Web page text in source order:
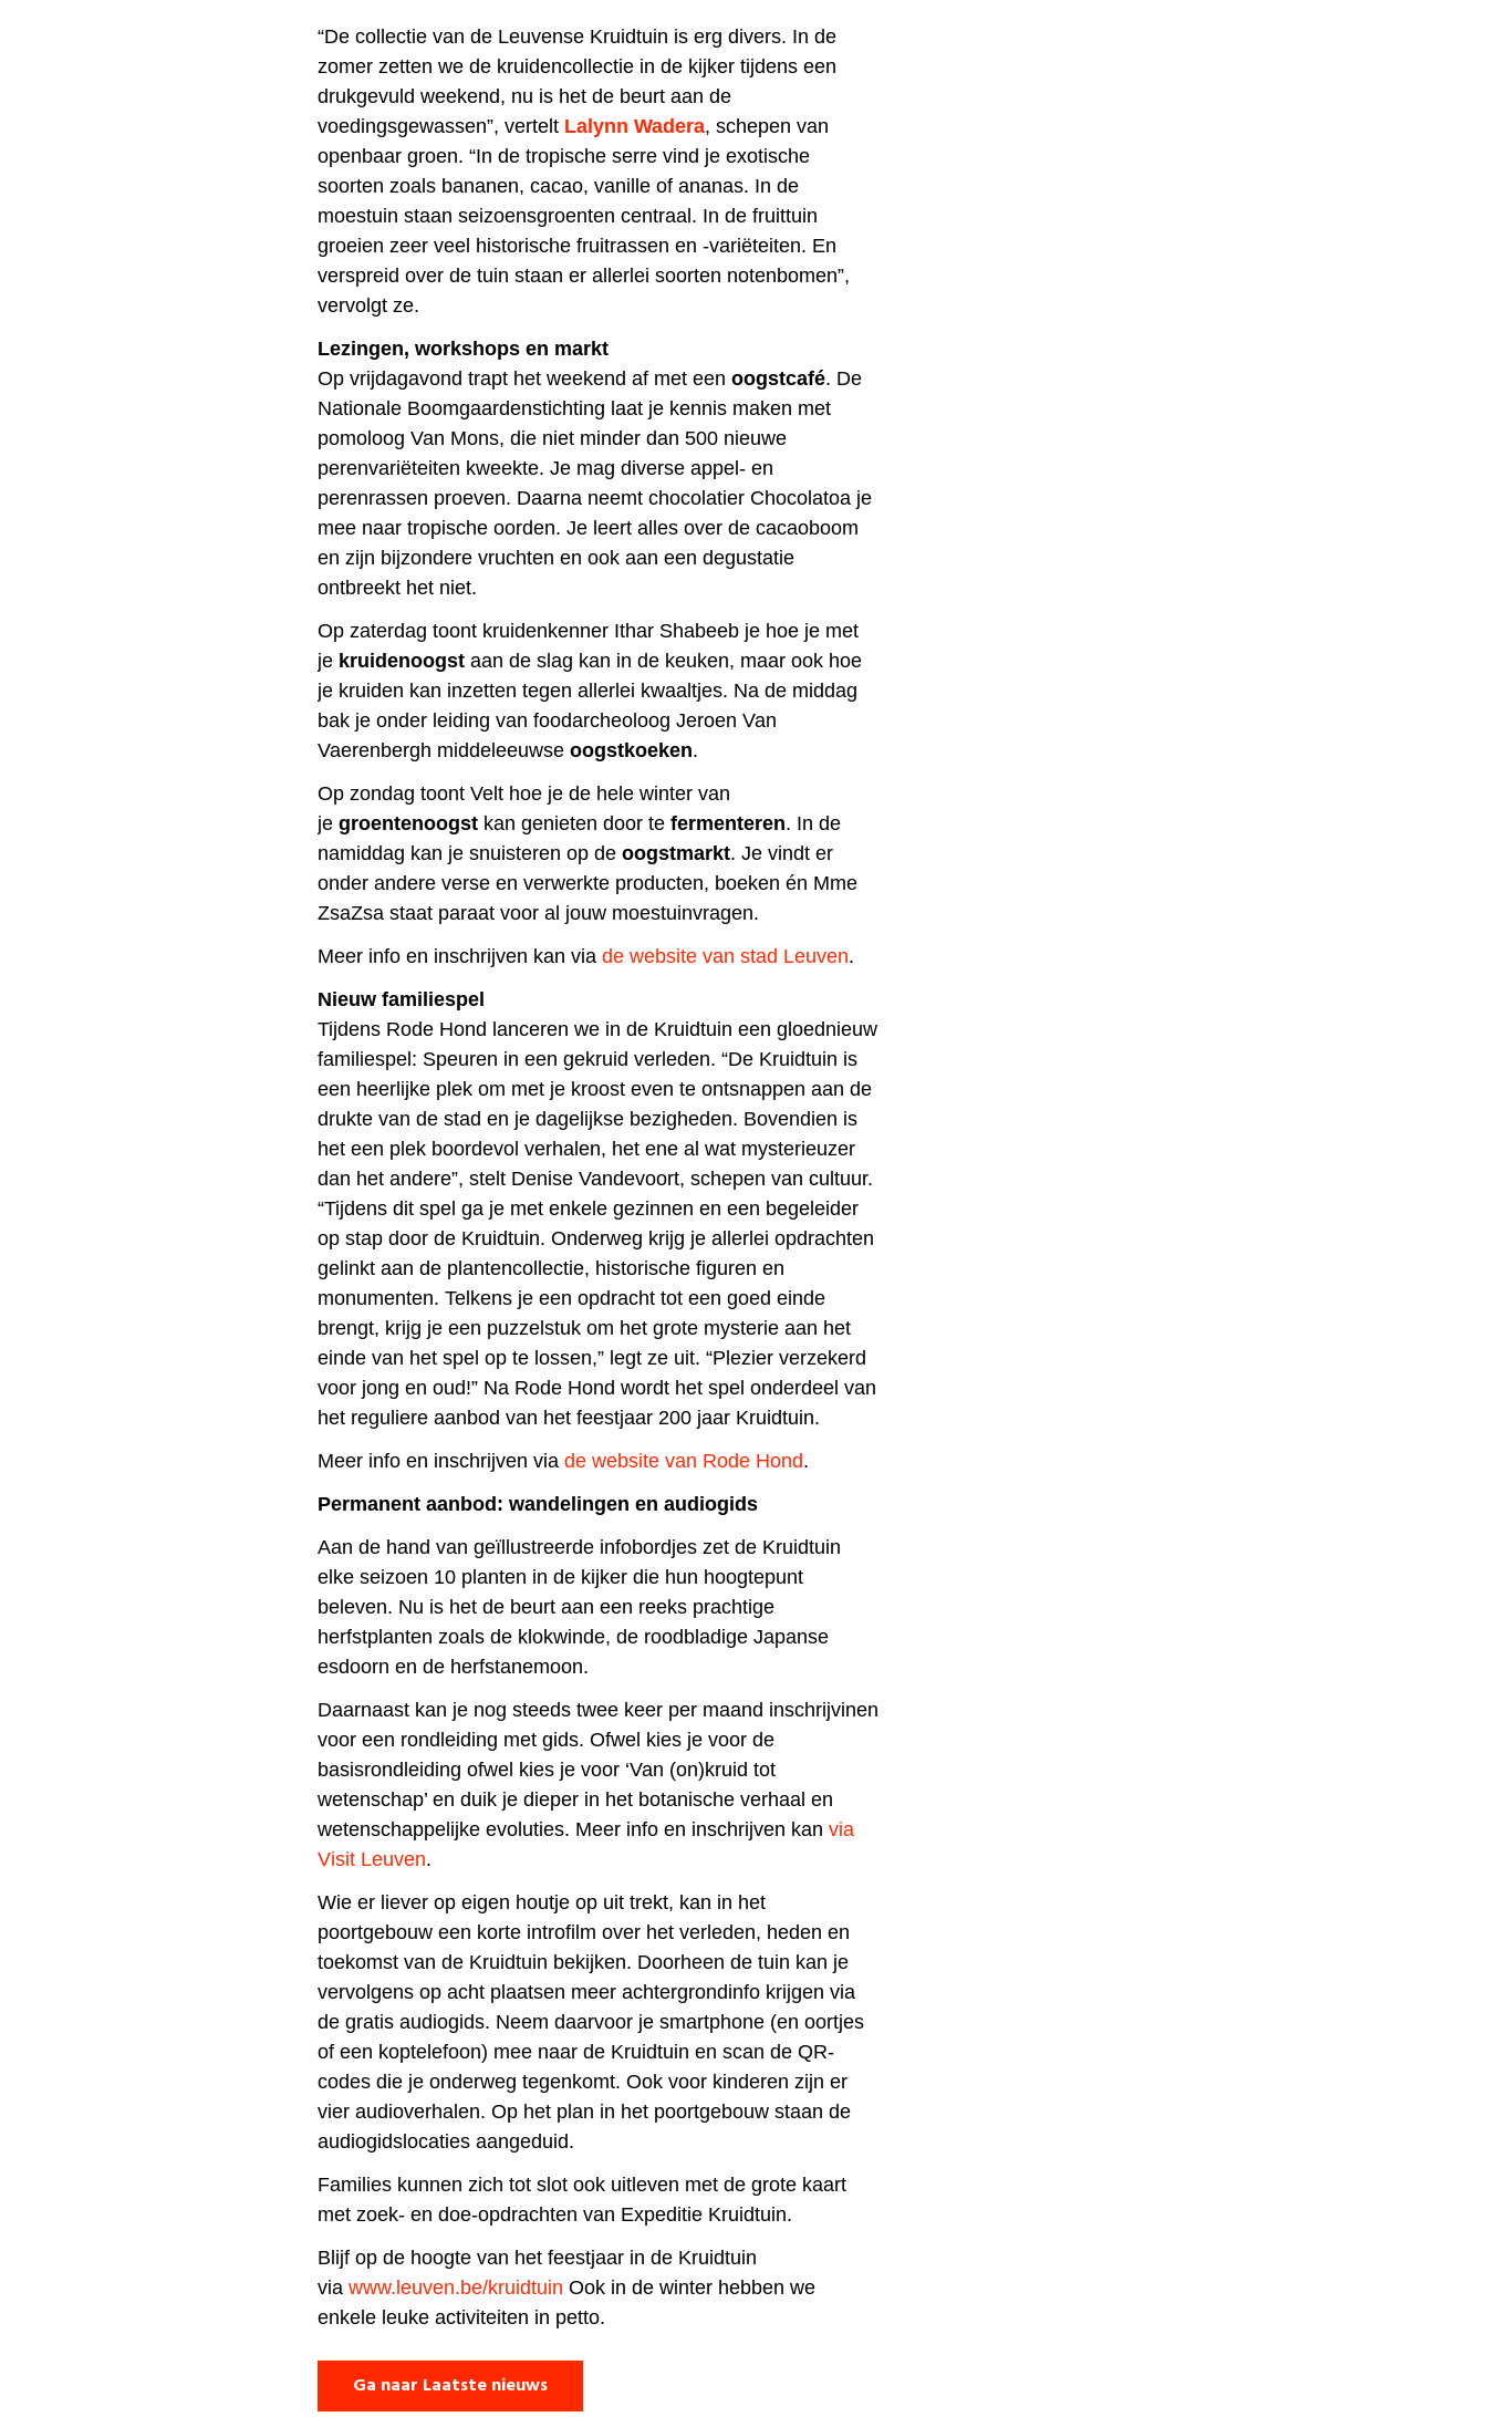
“De collectie van de Leuvense Kruidtuin is erg divers. In de
zomer zetten we de kruidencollectie in de kijker tijdens een
drukgevuld weekend, nu is het de beurt aan de
voedingsgewassen”, vertelt Lalynn Wadera, schepen van
openbaar groen. “In de tropische serre vind je exotische
soorten zoals bananen, cacao, vanille of ananas. In de
moestuin staan seizoensgroenten centraal. In de fruittuin
groeien zeer veel historische fruitrassen en -variëteiten. En
verspreid over de tuin staan er allerlei soorten notenbomen”,
vervolgt ze.
Lezingen, workshops en markt
Op vrijdagavond trapt het weekend af met een oogstcafé. De
Nationale Boomgaardenstichting laat je kennis maken met
pomoloog Van Mons, die niet minder dan 500 nieuwe
perenvariëteiten kweekte. Je mag diverse appel- en
perenrassen proeven. Daarna neemt chocolatier Chocolatoa je
mee naar tropische oorden. Je leert alles over de cacaoboom
en zijn bijzondere vruchten en ook aan een degustatie
ontbreekt het niet.
Op zaterdag toont kruidenkenner Ithar Shabeeb je hoe je met
je kruidenoogst aan de slag kan in de keuken, maar ook hoe
je kruiden kan inzetten tegen allerlei kwaaltjes. Na de middag
bak je onder leiding van foodarcheoloog Jeroen Van
Vaerenbergh middeleeuwse oogstkoeken.
Op zondag toont Velt hoe je de hele winter van
je groentenoogst kan genieten door te fermenteren. In de
namiddag kan je snuisteren op de oogstmarkt. Je vindt er
onder andere verse en verwerkte producten, boeken én Mme
ZsaZsa staat paraat voor al jouw moestuinvragen.
Meer info en inschrijven kan via de website van stad Leuven.
Nieuw familiespel
Tijdens Rode Hond lanceren we in de Kruidtuin een gloednieuw
familiespel: Speuren in een gekruid verleden. “De Kruidtuin is
een heerlijke plek om met je kroost even te ontsnappen aan de
drukte van de stad en je dagelijkse bezigheden. Bovendien is
het een plek boordevol verhalen, het ene al wat mysterieuzer
dan het andere”, stelt Denise Vandevoort, schepen van cultuur.
“Tijdens dit spel ga je met enkele gezinnen en een begeleider
op stap door de Kruidtuin. Onderweg krijg je allerlei opdrachten
gelinkt aan de plantencollectie, historische figuren en
monumenten. Telkens je een opdracht tot een goed einde
brengt, krijg je een puzzelstuk om het grote mysterie aan het
einde van het spel op te lossen,” legt ze uit. “Plezier verzekerd
voor jong en oud!” Na Rode Hond wordt het spel onderdeel van
het reguliere aanbod van het feestjaar 200 jaar Kruidtuin.
Meer info en inschrijven viade website van Rode Hond.
Permanent aanbod: wandelingen en audiogids
Aan de hand van geïllustreerde infobordjes zet de Kruidtuin
elke seizoen 10 planten in de kijker die hun hoogtepunt
beleven. Nu is het de beurt aan een reeks prachtige
herfstplanten zoals de klokwinde, de roodbladige Japanse
esdoorn en de herfstanemoon.
Daarnaast kan je nog steeds twee keer per maand inschrijvinen
voor een rondleiding met gids. Ofwel kies je voor de
basisrondleiding ofwel kies je voor ‘Van (on)kruid tot
wetenschap’ en duik je dieper in het botanische verhaal en
wetenschappelijke evoluties. Meer info en inschrijven kan via
Visit Leuven.
Wie er liever op eigen houtje op uit trekt, kan in het
poortgebouw een korte introfilm over het verleden, heden en
toekomst van de Kruidtuin bekijken. Doorheen de tuin kan je
vervolgens op acht plaatsen meer achtergrondinfo krijgen via
de gratis audiogids. Neem daarvoor je smartphone (en oortjes
of een koptelefoon) mee naar de Kruidtuin en scan de QR-
codes die je onderweg tegenkomt. Ook voor kinderen zijn er
vier audioverhalen. Op het plan in het poortgebouw staan de
audiogidslocaties aangeduid.
Families kunnen zich tot slot ook uitleven met de grote kaart
met zoek- en doe-opdrachten van Expeditie Kruidtuin.
Blijf op de hoogte van het feestjaar in de Kruidtuin
via www.leuven.be/kruidtuin Ook in de winter hebben we
enkele leuke activiteiten in petto.
Ga naar Laatste nieuws